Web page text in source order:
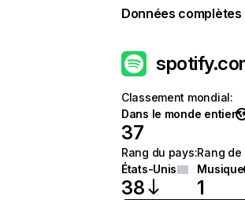
Données
Classement mondial:
Dans le monde entier
37
Rang du pays:
États-Unis
38
Rang
Musique
1